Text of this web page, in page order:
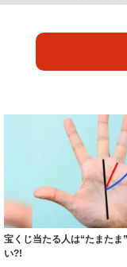
宝くじ当たる人は“たまたま
い?!